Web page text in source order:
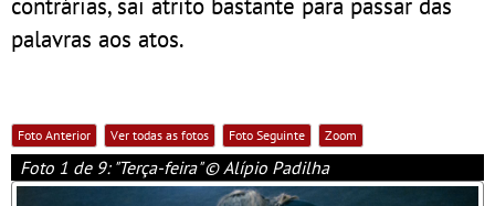
palavras aos atos.
Foto Anterior Ver todas as fotos Foto Seguinte Zoom
Foto 1 de 9: "Terça-feira" © Alípio Padilha